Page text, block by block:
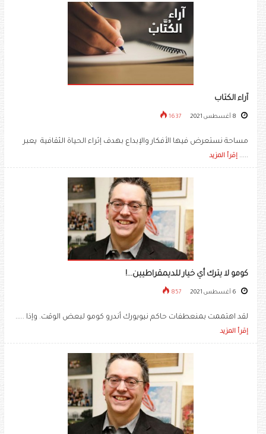
آراء الكتاب
1637
مساحة نستعرض فيها الأفكار والإبداع بهدف إثراء الحياة الثقافية يعبر
..... إقرأ المزيد
كومو لا يترك أي خيار للديمقراطيين...!
857
لقد اهتممت بمنعطفات حاكم نيويورك أندرو كومو لبعض الوقت. وإذا .....
إقرأ المزيد